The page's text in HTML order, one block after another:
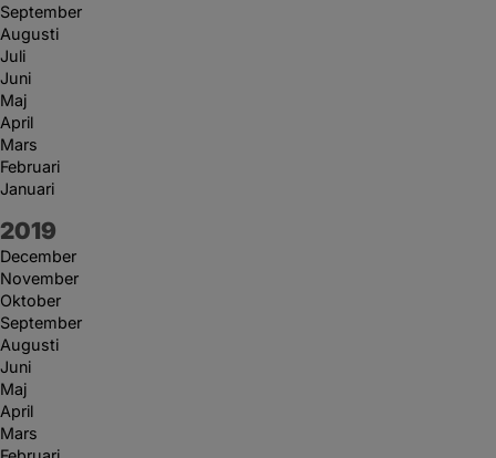
September
Augusti
Juli
Juni
Maj
April
Mars
Februari
Januari
År:
2019
December
November
Oktober
September
Augusti
Juni
Maj
April
Mars